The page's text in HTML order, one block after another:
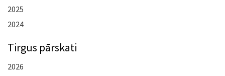
2025
2024
Tirgus pārskati
2026